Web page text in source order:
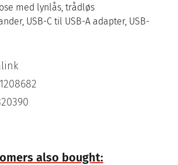
med lynlås, trådløs
USB-C til USB-A adapter, USB-
1208682
also bought: